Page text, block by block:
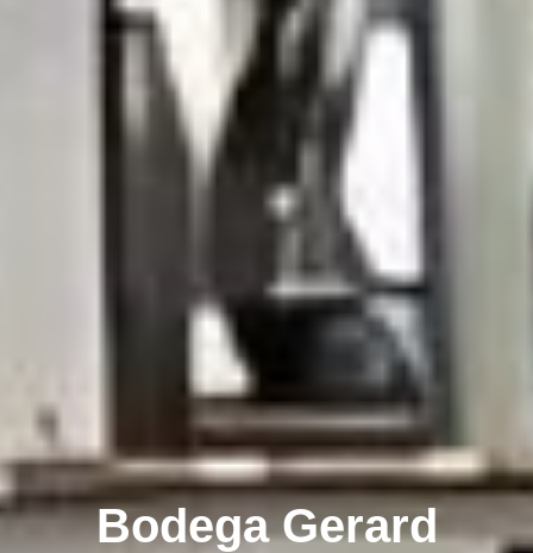
Bodega Gerard